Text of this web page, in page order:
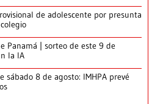
de adolescente por presunta
Panamá | sorteo de este 9 de
la IA
sábado 8 de agosto: IMHPA prevé